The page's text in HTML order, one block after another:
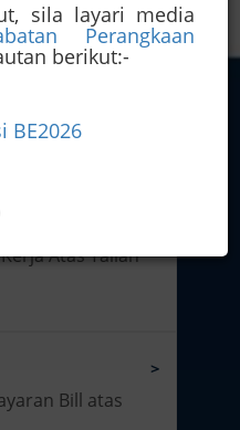
Atas Talian
Bill atas
sila layari media
Perangkaan
berikut:-
BE2026